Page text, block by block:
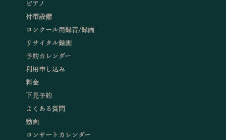
ピアノ
付帯設備
コンクール用録音/録画
リサイタル録画
予約カレンダー
利用申し込み
料金
下見予約
よくある質問
動画
コンサートカレンダー